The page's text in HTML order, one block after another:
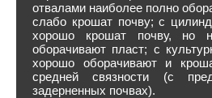
отвалами наиболее полно
слабо крошат почву; с
хорошо крошат почву, но
оборачивают пласт; с
хорошо оборачивают и
средней связности (с
задерненных почвах).